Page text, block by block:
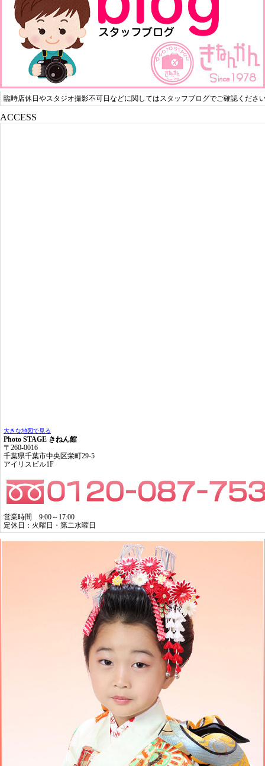
臨時店休日やスタジオ撮影不可日などに関してはスタッフブログでご確認くださ
ACCESS
大きな地図で見る
Photo STAGE きねん館
〒260-0016
千葉県千葉市中央区栄町29-5
アイリスビル1F
営業時間 9:00～17:00
定休日：火曜日・第二水曜日